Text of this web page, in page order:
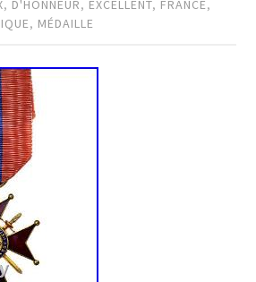
, D'HONNEUR, EXCELLENT, FRANCE,
, MÉDAILLE